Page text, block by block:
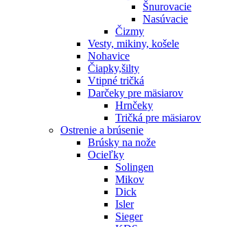
Šnurovacie
Nasúvacie
Čizmy
Vesty, mikiny, košele
Nohavice
Čiapky,šilty
Vtipné tričká
Darčeky pre mäsiarov
Hrnčeky
Tričká pre mäsiarov
Ostrenie a brúsenie
Brúsky na nože
Ocieľky
Solingen
Mikov
Dick
Isler
Sieger